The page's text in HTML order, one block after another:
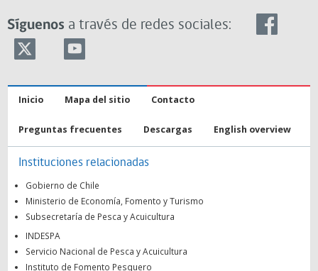
Síguenos a través de redes sociales:
Inicio Mapa del sitio Contacto
Preguntas frecuentes Descargas English overview
Instituciones relacionadas
Gobierno de Chile
Ministerio de Economía, Fomento y Turismo
Subsecretaría de Pesca y Acuicultura
INDESPA
Servicio Nacional de Pesca y Acuicultura
Instituto de Fomento Pesquero